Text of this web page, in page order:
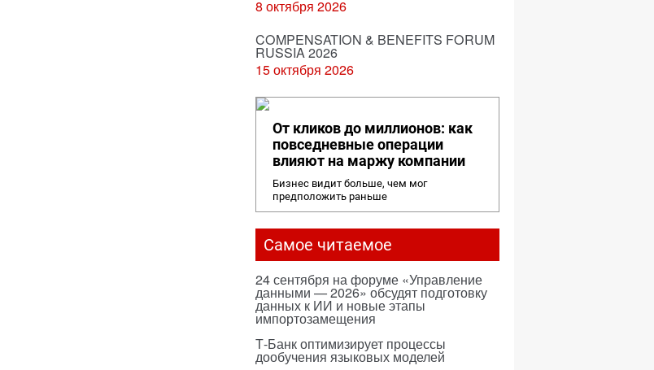
8 октября 2026
COMPENSATION & BENEFITS FORUM
RUSSIA 2026
15 октября 2026
От кликов до миллионов: как
повседневные операции
влияют на маржу компании
Бизнес видит больше, чем мог
предположить раньше
Самое читаемое
24 сентября на форуме «Управление
данными — 2026» обсудят подготовку
данных к ИИ и новые этапы
импортозамещения
Т-Банк оптимизирует процессы
дообучения языковых моделей